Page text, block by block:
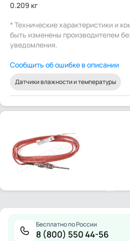
0.209 кг
* Технические характеристики и
быть изменены производителем
уведомления.
Сообщить об ошибке в описании
Датчики влажности и температуры
Бесплатно по России
8 (800) 550 44-56